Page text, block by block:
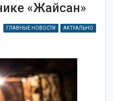
«Жайсан»
ГЛАВНЫЕ НОВОСТИ АКТУАЛЬНО